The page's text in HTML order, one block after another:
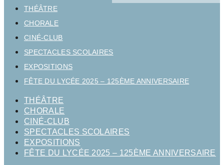
THÉÂTRE
CHORALE
CINÉ-CLUB
SPECTACLES SCOLAIRES
EXPOSITIONS
FÊTE DU LYCÉE 2025 – 125ÈME ANNIVERSAIRE
THÉÂTRE
CHORALE
CINÉ-CLUB
SPECTACLES SCOLAIRES
EXPOSITIONS
FÊTE DU LYCÉE 2025 – 125ÈME ANNIVERSAIRE